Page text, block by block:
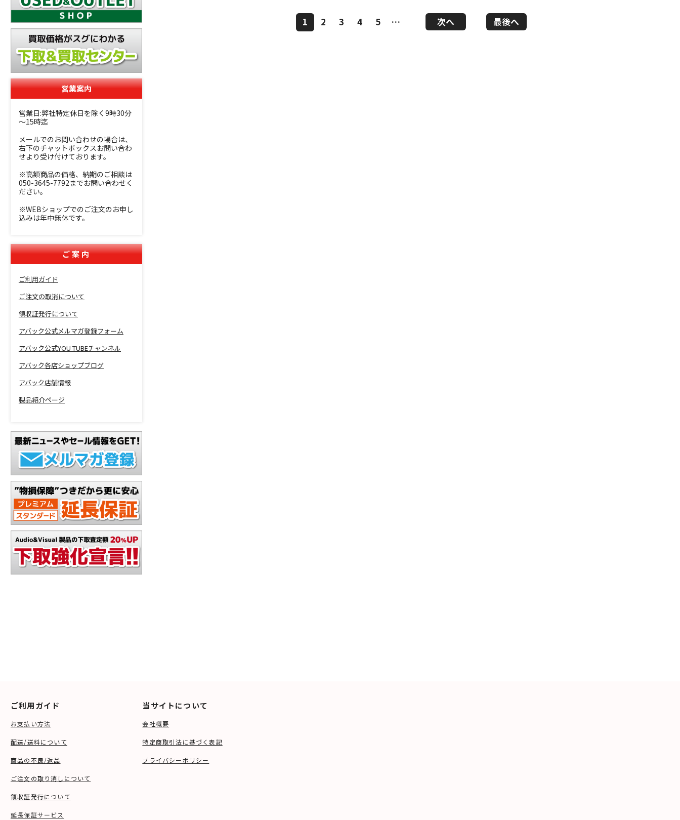
営業案内
営業日:弊社特定休日を除く9時30分
～15時迄
メールでのお問い合わせの場合は、
右下のチャットボックスお問い合わ
せより受け付けております。
※高額商品の価格、納期のご相談は
050-3645-7792までお問い合わせく
ださい。
※WEBショップでのご注文のお申し
込みは年中無休です。
ご案内
ご利用ガイド
ご注文の取消について
領収証発行について
アバック公式メルマガ登録フォーム
アバック公式YOU TUBEチャンネル
アバック各店ショップブログ
アバック店舗情報
製品紹介ページ
1 2 3 4 5 … 次へ 最後へ
ご利用ガイド
お支払い方法
配送/送料について
商品の不良/返品
ご注文の取り消しについて
領収証発行について
延長保証サービス
当サイトについて
会社概要
特定商取引法に基づく表記
プライバシーポリシー